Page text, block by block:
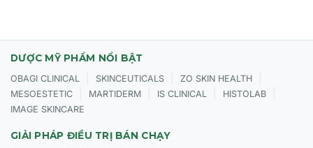
DƯỢC MỸ PHẨM NỔI BẬT
OBAGI CLINICAL SKINCEUTICALS ZO SKIN HEALTH
MESOESTETIC MARTIDERM IS CLINICAL HISTOLAB
IMAGE SKINCARE
GIẢI PHÁP ĐIỀU TRỊ BÁN CHẠY